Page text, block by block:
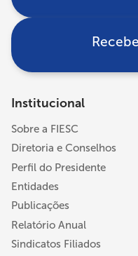
Institucional
Sobre a FIESC
Diretoria e Conselhos
Perfil do Presidente
Entidades
Publicações
Relatório Anual
Sindicatos Filiados